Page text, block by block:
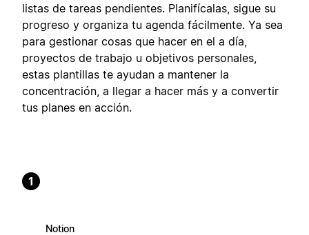
listas de tareas pendientes. Planifícalas, sigue su
progreso y organiza tu agenda fácilmente. Ya sea
para gestionar cosas que hacer en el a día,
proyectos de trabajo u objetivos personales,
estas plantillas te ayudan a mantener la
concentración, a llegar a hacer más y a convertir
tus planes en acción.
1
Notion